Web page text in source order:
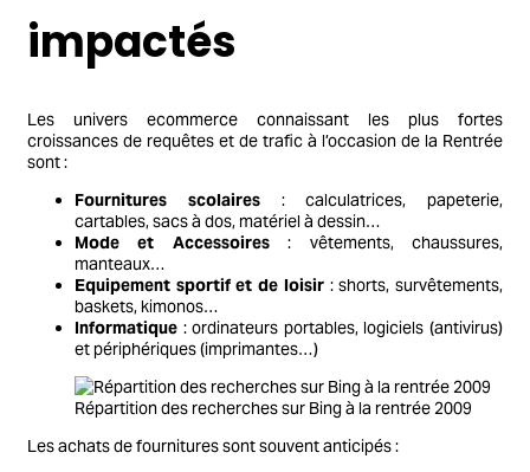
impactés
Les univers ecommerce connaissant les plus fortes
croissances de requêtes et de trafic à l’occasion de la Rentrée
sont :
Fournitures scolaires: calculatrices, papeterie,
cartables, sacs à dos, matériel à dessin…
Mode et Accessoires: vêtements, chaussures,
manteaux…
Equipement sportif et de loisir: shorts, survêtements,
baskets, kimonos…
Informatique : ordinateurs portables, logiciels (antivirus)
et périphériques (imprimantes…)
Répartition des recherches sur Bing à la rentrée 2009
Les achats de fournitures sont souvent anticipés :